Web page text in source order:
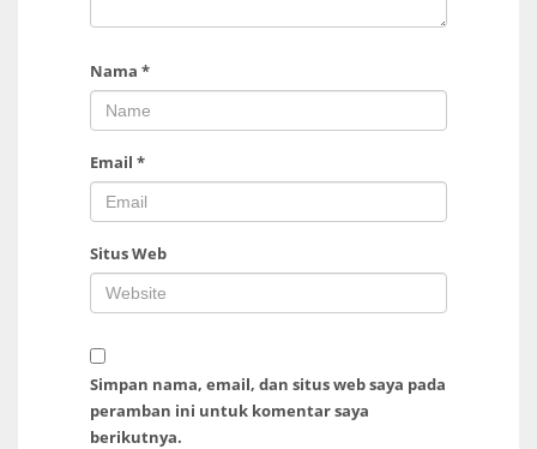
Nama *
Email *
Situs Web
Simpan nama, email, dan situs web saya pada
peramban ini untuk komentar saya
berikutnya.